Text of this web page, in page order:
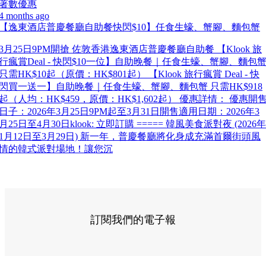
數優惠
months ago
逸東酒店普慶餐廳自助餐快閃$10】任食生蠔、蟹腳、麵包蟹
月25日9PM開搶 佐敦香港逸東酒店普慶餐廳自助餐 【Klook 旅
瘋賞Deal - 快閃$10一位】自助晚餐｜任食生蠔、蟹腳、麵包蟹
需HK$10起（原價：HK$801起） 【Klook 旅行瘋賞 Deal - 快
買一送一】自助晚餐｜任食生蠔、蟹腳、麵包蟹 只需HK$918
（人均：HK$459，原價：HK$1,602起） 優惠詳情： 優惠開
子：2026年3月25日9PM起至3月31日開售適用日期：2026年3
25日至4月30日klook: 立即訂購 ===== 韓風美食派對夜 (2026年
月12日至3月29日) 新一年，普慶餐廳將化身成充滿首爾街頭風
的韓式派對場地！讓您沉
訂閱我們的電子報